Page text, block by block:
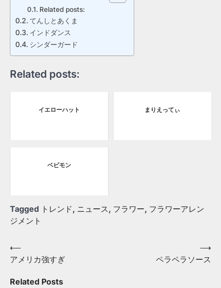
Related posts:
てんしとあくま
インドダンス
シンダーガード
Related posts:
イエローハット まりえってぃ
ベビモン
Tagged トレンド, ニュース, フラワー, フラワーアレン
ジメント
Post
navigation
⟵
アメリカ強すぎ
ペラペラソース
⟶
Related Posts